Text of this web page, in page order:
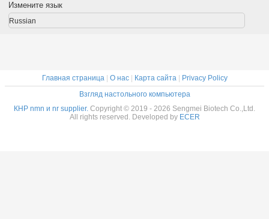
Измените язык
Russian
Главная страница| О нас| Карта сайта|
Privacy Policy
Взгляд настольного компьютера
КНР nmn и nr supplier. Copyright © 2019 - 2026 Sengmei Biotech Co.,Ltd.
All rights reserved. Developed by ECER